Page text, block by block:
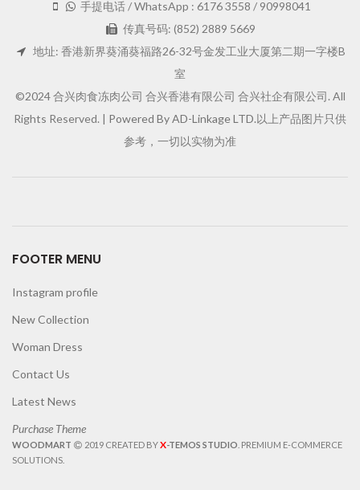
手提电话 / WhatsApp : 6176 3558 / 90998041
传真号码: (852) 2889 5669
地址: 香港新界葵涌葵福路26-32号金发工业大厦第二期一字楼B
室
©2024 合兴肉食冻肉公司 合兴香港有限公司 合兴社企有限公司. All
Rights Reserved. | Powered By AD-Linkage LTD.以上产品图片只供
参考，一切以实物为准
FOOTER MENU
Instagram profile
New Collection
Woman Dress
Contact Us
Latest News
Purchase Theme
WOODMART 2019 CREATED BYX-TEMOS STUDIO . PREMIUM E-COMMERCE
SOLUTIONS.